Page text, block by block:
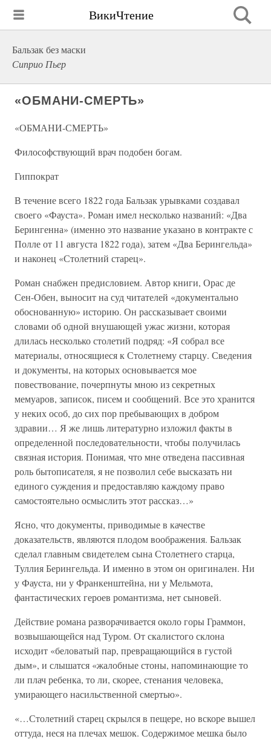
ВикиЧтение
Бальзак без маски
Сиприо Пьер
«ОБМАНИ-СМЕРТЬ»
«ОБМАНИ-СМЕРТЬ»
Философствующий врач подобен богам.
Гиппократ
В течение всего 1822 года Бальзак урывками создавал
своего «Фауста». Роман имел несколько названий: «Два
Берингенна» (именно это название указано в контракте с
Полле от 11 августа 1822 года), затем «Два Берингельда»
и наконец «Столетний старец».
Роман снабжен предисловием. Автор книги, Орас де
Сен-Обен, выносит на суд читателей «документально
обоснованную» историю. Он рассказывает своими
словами об одной внушающей ужас жизни, которая
длилась несколько столетий подряд: «Я собрал все
материалы, относящиеся к Столетнему старцу. Сведения
и документы, на которых основывается мое
повествование, почерпнуты мною из секретных
мемуаров, записок, писем и сообщений. Все это хранится
у неких особ, до сих пор пребывающих в добром
здравии… Я же лишь литературно изложил факты в
определенной последовательности, чтобы получилась
связная история. Понимая, что мне отведена пассивная
роль бытописателя, я не позволил себе высказать ни
единого суждения и предоставляю каждому право
самостоятельно осмыслить этот рассказ…»
Ясно, что документы, приводимые в качестве
доказательств, являются плодом воображения. Бальзак
сделал главным свидетелем сына Столетнего старца,
Туллия Берингельда. И именно в этом он оригинален. Ни
у Фауста, ни у Франкенштейна, ни у Мельмота,
фантастических героев романтизма, нет сыновей.
Действие романа разворачивается около горы Граммон,
возвышающейся над Туром. От скалистого склона
исходит «беловатый пар, превращающийся в густой
дым», и слышатся «жалобные стоны, напоминающие то
ли плач ребенка, то ли, скорее, стенания человека,
умирающего насильственной смертью».
«…Столетний старец скрылся в пещере, но вскоре вышел
оттуда, неся на плечах мешок. Содержимое мешка было